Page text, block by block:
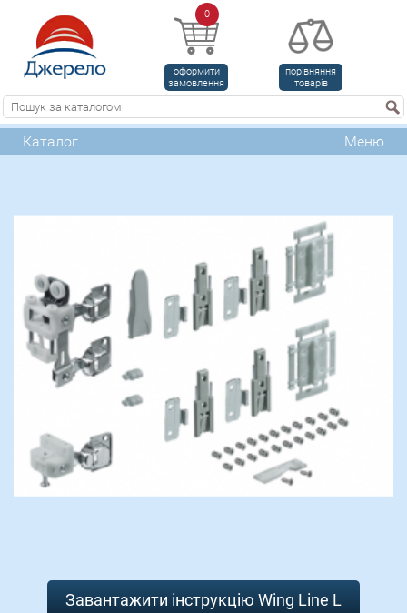
0
оформити
замовлення
порівняння
товарів
Каталог Меню
Завантажити інструкцію Wing Line L